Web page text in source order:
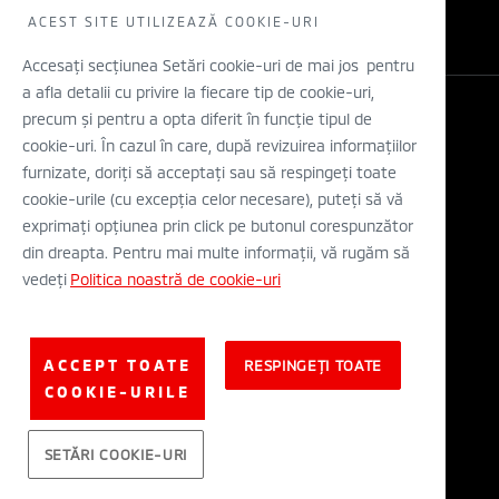
Concept cars
Stiri
Retea dealeri
Descarca o brosura
Configurator
Legal si Protectia Datelor cu Caracter Personal
Termeni si conditii
A.N.P.C.
Eticheta Europeana a Anvelopelor
Solutionarea alternativa a litigiilor
Solutionarea online a litigiilor
ACEST SITE UTILIZEAZĂ COOKIE-URI
Accesați secțiunea Setări cookie-uri de mai jos pentru
a afla detalii cu privire la fiecare tip de cookie-uri,
precum și pentru a opta diferit în funcție tipul de
cookie-uri. În cazul în care, după revizuirea informațiilor
furnizate, doriți să acceptați sau să respingeți toate
cookie-urile (cu excepția celor necesare), puteți să vă
exprimați opțiunea prin click pe butonul corespunzător
din dreapta. Pentru mai multe informații, vă rugăm să
vedeți Politica noastră de cookie-uri
ACCEPT TOATE
COOKIE-URILE
RESPINGEȚI TOATE
SETĂRI COOKIE-URI